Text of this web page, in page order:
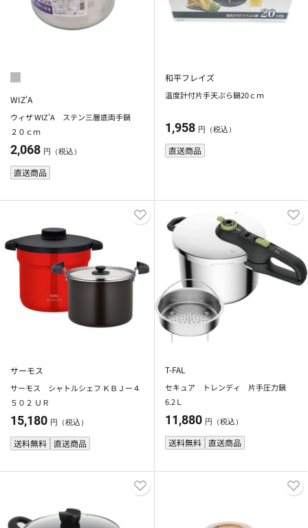
WIZ'A
ウィザ WIZ'A ステン三層底両手鍋
２０ｃｍ
2,068 円（税込）
直送商品
和平フレイズ
温度計付片手天ぷら鍋20ｃｍ
1,958 円（税込）
直送商品
サーモス
サーモス シャトルシェフ ＫＢＪー４
５０２ ＵＲ
15,180 円（税込）
送料無料 直送商品
T-FAL
セキュア トレンディ 片手圧力鍋
6.2Ｌ
11,880 円（税込）
送料無料 直送商品